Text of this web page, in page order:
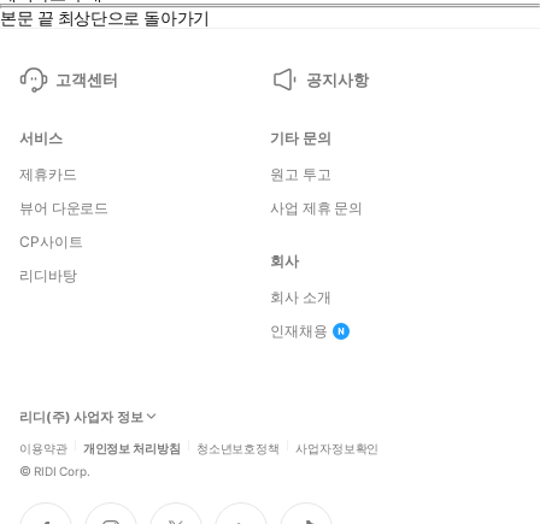
본문 끝 최상단으로 돌아가기
고객센터 공지사항
서비스
제휴카드
뷰어 다운로드
CP사이트
리디바탕
기타 문의
원고 투고
사업 제휴 문의
회사
회사 소개
인재채용
리디(주) 사업자 정보
이용약관 개인정보 처리방침 청소년보호정책 사업자정보확인
© RIDI Corp.